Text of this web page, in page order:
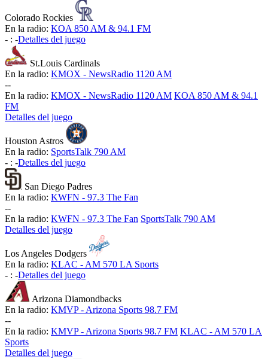
Colorado Rockies
En la radio: KOA 850 AM & 94.1 FM
- : -Detalles del juego
St.Louis Cardinals
En la radio: KMOX - NewsRadio 1120 AM
--
En la radio: KMOX - NewsRadio 1120 AM KOA 850 AM & 94.1
FM
Detalles del juego
Houston Astros
En la radio: SportsTalk 790 AM
- : -Detalles del juego
San Diego Padres
En la radio: KWFN - 97.3 The Fan
--
En la radio: KWFN - 97.3 The Fan SportsTalk 790 AM
Detalles del juego
Los Angeles Dodgers
En la radio: KLAC - AM 570 LA Sports
- : -Detalles del juego
Arizona Diamondbacks
En la radio: KMVP - Arizona Sports 98.7 FM
--
En la radio: KMVP - Arizona Sports 98.7 FM KLAC - AM 570 LA
Sports
Detalles del juego